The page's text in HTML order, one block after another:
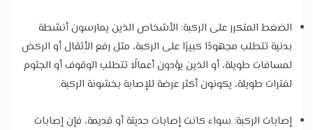
الضغط المتكرر على الركبة: الأشخاص الذين يمارسون أنشطة
بدنية تتطلب مجهودًا كبيرًا على الركبة، مثل رفع الأثقال أو الركض
لمسافات طويلة، أو الذين يؤدون أعمالًا تتطلب الوقوف أو الجثوم
لفترات طويلة، يكونون أكثر عرضة للإصابة بخشونة الركبة.
إصابات الركبة: سواء كانت إصابات حديثة أو قديمة، فإن إصابات